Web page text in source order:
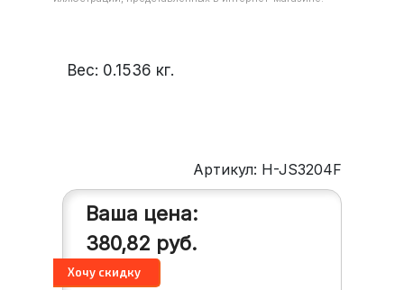
Вес: 0.1536 кг.
Артикул: H-JS3204F
Ваша цена:
380,82 руб.